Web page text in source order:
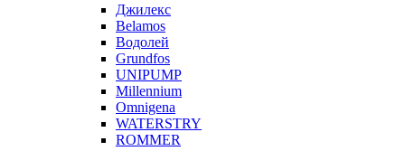
Джилекс
Belamos
Водолей
Grundfos
UNIPUMP
Millennium
Omnigena
WATERSTRY
ROMMER